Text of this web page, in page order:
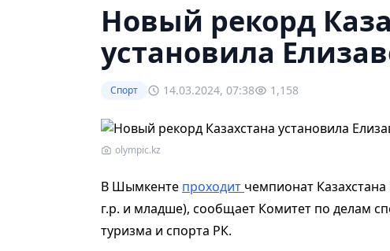
Новый рекорд
установила
Спорт 14.03.2024, 07:38 1,158
olympic.kz
В Шымкенте проходит чемпионат
г.р. и младше), сообщает Комитет по делам
туризма и спорта РК.